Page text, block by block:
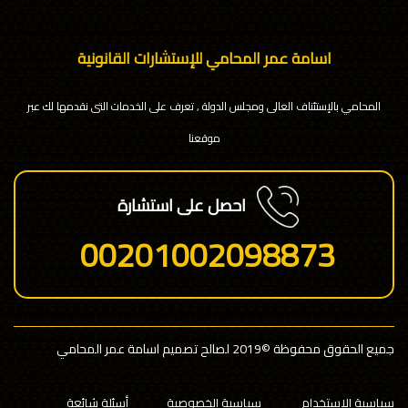
اسامة عمر المحامي للإستشارات القانونية
المحامي بالإستئناف العالى ومجلس الدولة , تعرف على الخدمات التى نقدمها لك عبر
موقعنا
احصل على استشارة
00201002098873
جميع الحقوق محفوظة©2019 لصالح تصميم اسامة عمر المحامي
أسئلة شائعة سياسية الخصوصية سياسية الإستخدام